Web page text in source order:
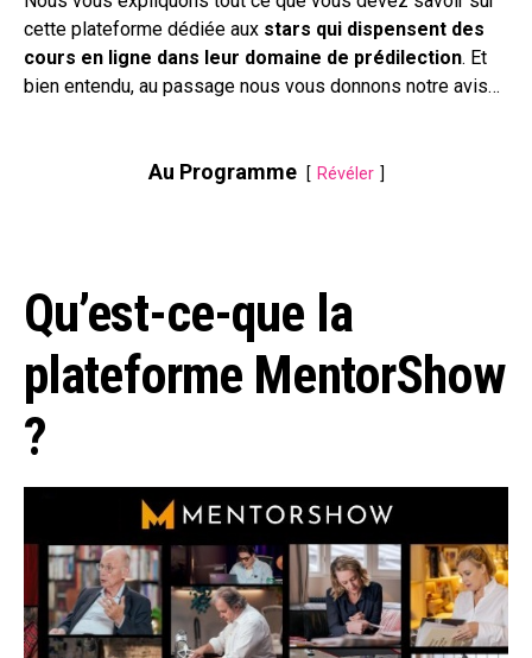
cette plateforme dédiée aux stars qui dispensent des
cours en ligne dans leur domaine de prédilection. Et
bien entendu, au passage nous vous donnons notre avis…
Au Programme Révéler
Qu’est-ce-que la
plateforme MentorShow
?